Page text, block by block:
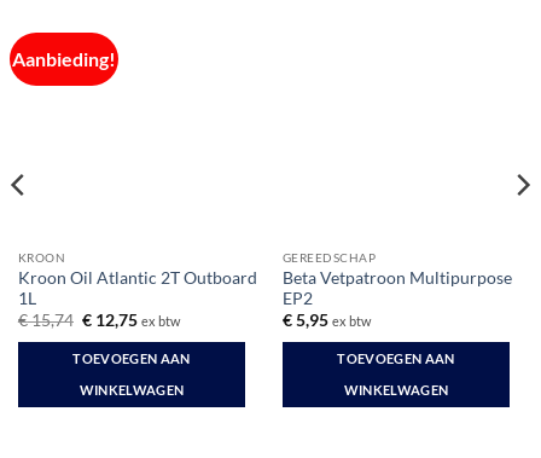
Aanbieding!
KROON
Kroon Oil Atlantic 2T Outboard
1L
€15,74 Oorspronkelijke
was:
€ 15,74.
€12,75Huidige
is:
€ 12,75.
ex btw
TOEVOEGEN AAN
WINKELWAGEN
GEREEDSCHAP
Beta Vetpatroon Multipurpose
EP2
€5,95 ex btw
TOEVOEGEN AAN
WINKELWAGEN